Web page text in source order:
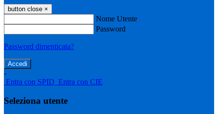
button close ×
Nome Utente
Password
Password dimenticata?
-
Entra con SPID Entra con CIE
Seleziona utente